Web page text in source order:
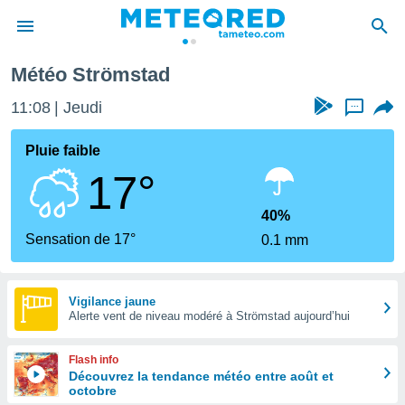
de
Météo Strömstad
11:08 Jeudi ...
Pluie faible
17°
Sensation de 17°
40%
0.1 mm
Vigilance jaune
Alerte vent de niveau modéré à Strömstad aujourd’hui
Flash info
Découvrez la tendance météo entre août et
octobre